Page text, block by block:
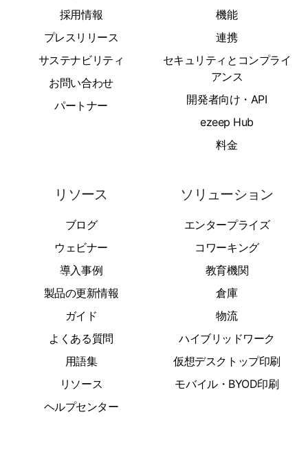
採用情報
プレスリリース
サステナビリティ
お問い合わせ
パートナー
機能
連携
セキュリティとコンプライ
アンス
開発者向け・API
ezeep Hub
料金
リソース
ブログ
ウェビナー
導入事例
製品の更新情報
ガイド
よくある質問
用語集
リソース
ヘルプセンター
ソリューション
エンタープライズ
コワーキング
教育機関
倉庫
物流
ハイブリッドワーク
仮想デスクトップ印刷
モバイル・BYOD印刷